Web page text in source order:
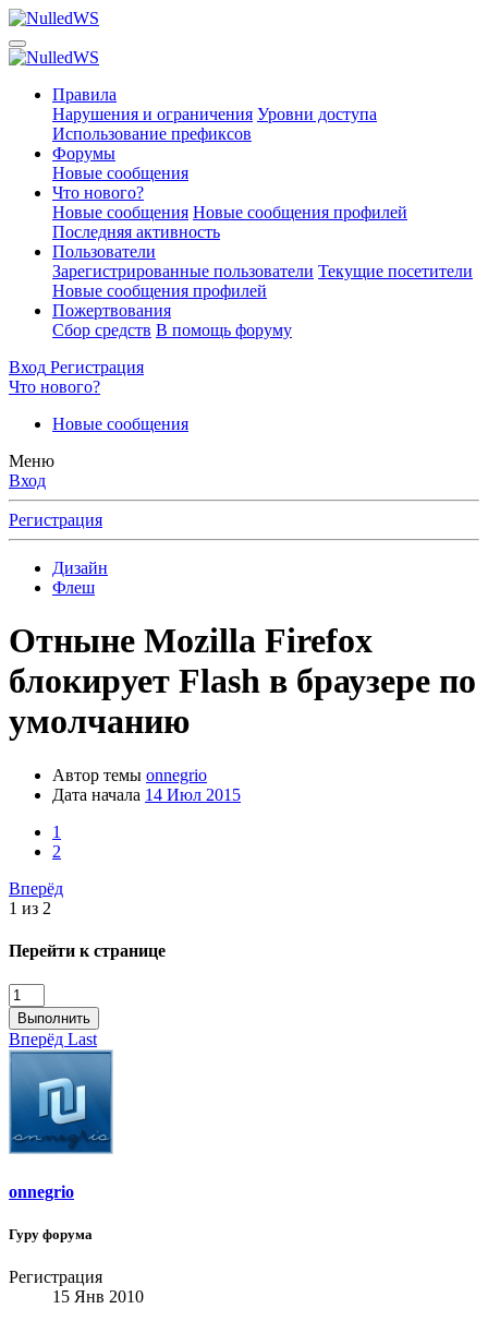
Правила
Нарушения и ограничения Уровни доступа
Использование префиксов
Форумы
Новые сообщения
Что нового?
Новые сообщения Новые сообщения профилей
Последняя активность
Пользователи
Зарегистрированные пользователи Текущие посетители
Новые сообщения профилей
Пожертвования
Сбор средств В помощь форуму
Вход Регистрация
Что нового?
Новые сообщения
Меню
Вход
Регистрация
Дизайн
Флеш
Отныне Mozilla Firefox
блокирует Flash в браузере по
умолчанию
Автор темы onnegrio
Дата начала 14 Июл 2015
1
2
Вперёд
1 из 2
Перейти к странице
Выполнить
Вперёд Last
onnegrio
Гуру форума
Регистрация
15 Янв 2010